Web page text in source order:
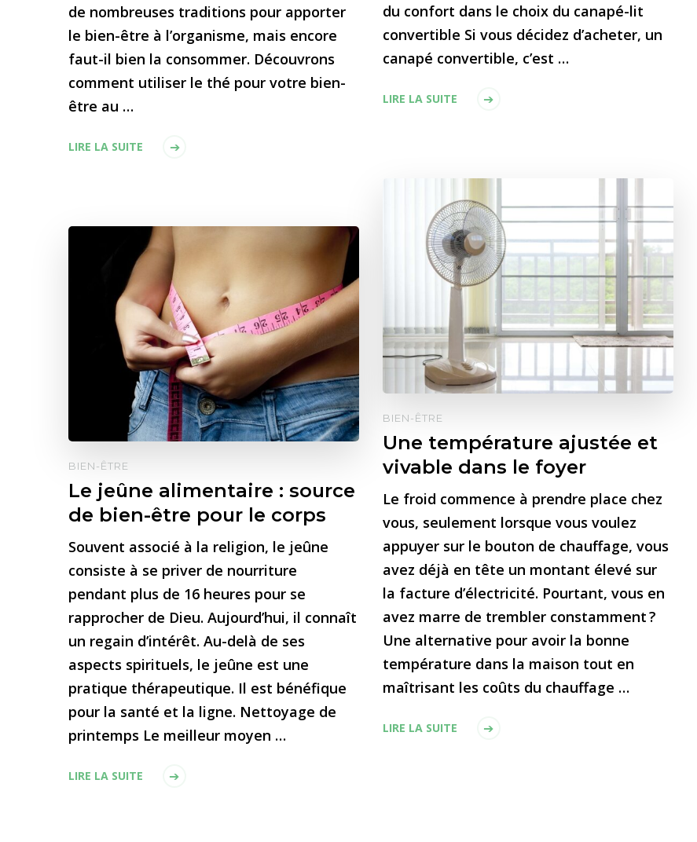
du confort dans le choix du canapé-lit
convertible Si vous décidez d’acheter, un
canapé convertible, c’est …
LIRE LA SUITE
de nombreuses traditions pour apporter
le bien-être à l’organisme, mais encore
faut-il bien la consommer. Découvrons
comment utiliser le thé pour votre bien-
être au …
LIRE LA SUITE
BIEN-ÊTRE
Une température ajustée et
vivable dans le foyer
Le froid commence à prendre place chez
vous, seulement lorsque vous voulez
appuyer sur le bouton de chauffage, vous
avez déjà en tête un montant élevé sur
la facture d’électricité. Pourtant, vous en
avez marre de trembler constamment ?
Une alternative pour avoir la bonne
température dans la maison tout en
maîtrisant les coûts du chauffage …
LIRE LA SUITE
BIEN-ÊTRE
Le jeûne alimentaire : source
de bien-être pour le corps
Souvent associé à la religion, le jeûne
consiste à se priver de nourriture
pendant plus de 16 heures pour se
rapprocher de Dieu. Aujourd’hui, il connaît
un regain d’intérêt. Au-delà de ses
aspects spirituels, le jeûne est une
pratique thérapeutique. Il est bénéfique
pour la santé et la ligne. Nettoyage de
printemps Le meilleur moyen …
LIRE LA SUITE